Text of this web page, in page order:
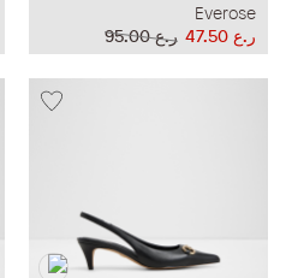
Everose
ر.ع 95.00
ر.ع 47.50